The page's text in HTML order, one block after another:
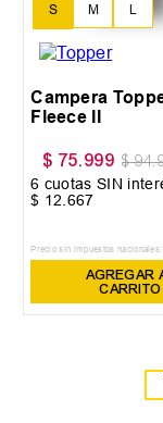
S M L
XL
Campera
Fleece II
$ 75.999 $ 94.
6 cuotas SIN
$ 12 667
Precio sin impuestos nacionales:
AGREGAR
CARRITO